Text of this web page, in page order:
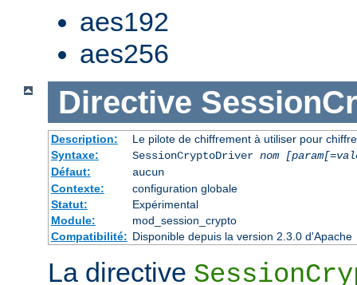
aes192
aes256
Directive
Description:
Le pilote de chiffrement à utiliser pour
Syntaxe:
SessionCryptoDriver nom
Défaut:
aucun
Contexte:
configuration globale
Statut:
Expérimental
Module:
mod_session_crypto
Compatibilité: Disponible depuis la version 2.3.0 d'Apache
La directive